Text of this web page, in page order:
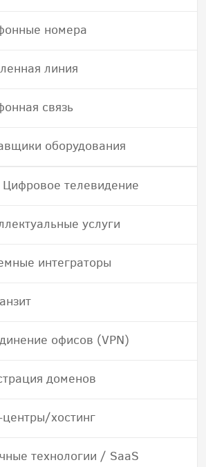
номера
линия
связь
оборудования
Цифровое телевидение
услуги
интеграторы
офисов (VPN)
доменов
хостинг
технологии / SaaS